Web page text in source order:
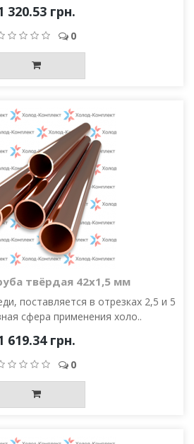
320.53 грн.
0
твёрдая 42х1,5 мм
поставляется в отрезках 2,5 и 5
сфера применения холо..
619.34 грн.
0